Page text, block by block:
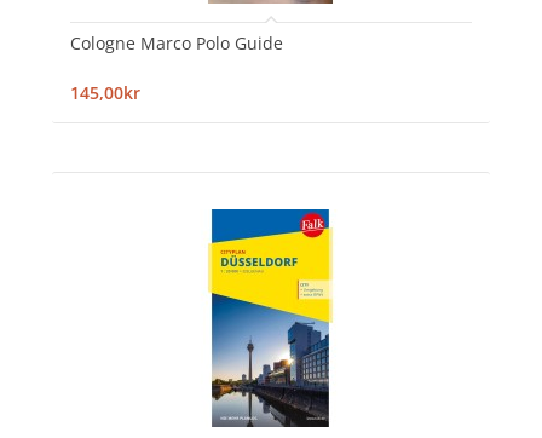
Cologne Marco Polo Guide
145,00kr